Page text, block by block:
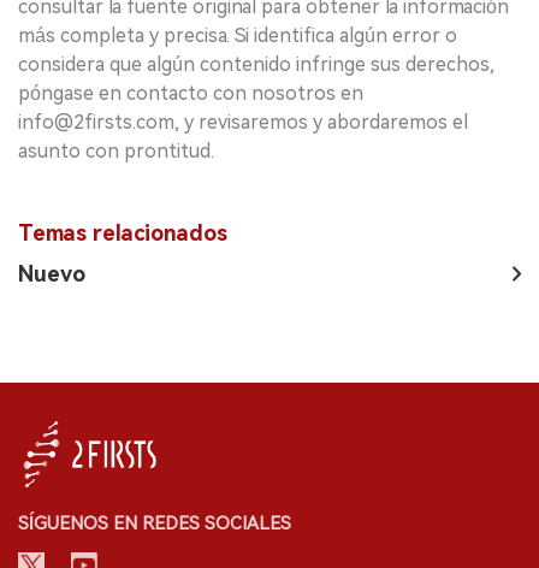
consultar la fuente original para obtener la información
más completa y precisa. Si identifica algún error o
considera que algún contenido infringe sus derechos,
póngase en contacto con nosotros en
info@2firsts.com, y revisaremos y abordaremos el
asunto con prontitud.
Temas relacionados
Nuevo
SÍGUENOS EN REDES SOCIALES